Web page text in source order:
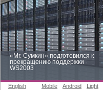
«Mr. Сумкин» подготовился к
прекращению поддержки
WS2003
English Mobile Android Light